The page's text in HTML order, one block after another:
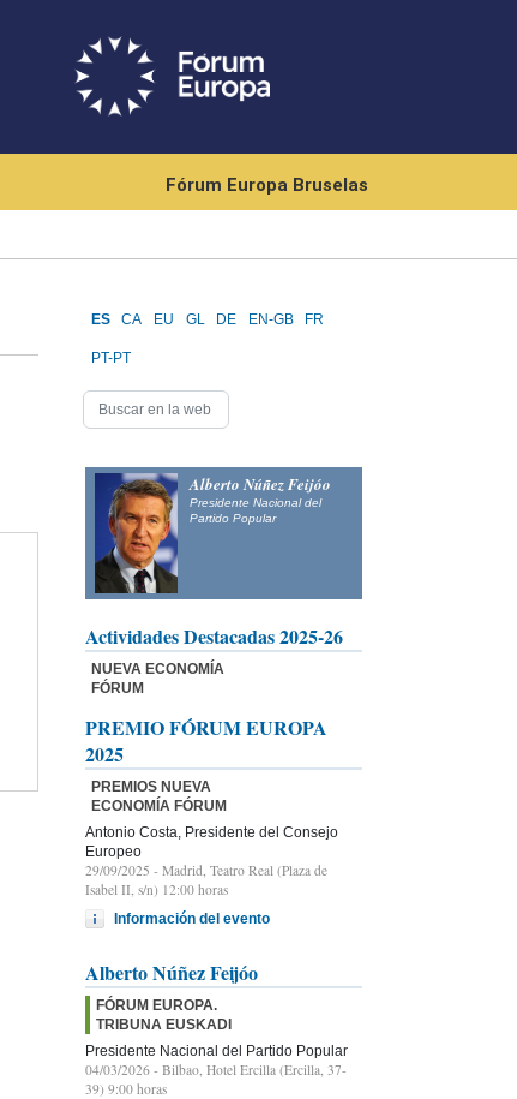
Fórum Europa Bruselas
ES CA EU GL DE EN-GB FR
PT-PT
Alberto Núñez Feijóo
Presidente Nacional del
Partido Popular
Actividades Destacadas 2025-26
NUEVA ECONOMÍA
FÓRUM
PREMIO FÓRUM EUROPA
2025
PREMIOS NUEVA
ECONOMÍA FÓRUM
Antonio Costa, Presidente del Consejo
Europeo
29/09/2025 - Madrid, Teatro Real (Plaza de
Isabel II, s/n) 12:00 horas
Información del evento
Alberto Núñez Feijóo
FÓRUM EUROPA.
TRIBUNA EUSKADI
Presidente Nacional del Partido Popular
04/03/2026 - Bilbao, Hotel Ercilla (Ercilla, 37-
39) 9:00 horas